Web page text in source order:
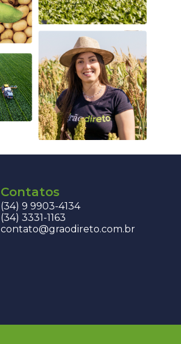
Contatos
(34) 9 9903-4134
(34) 3331-1163
contato@graodireto.com.br